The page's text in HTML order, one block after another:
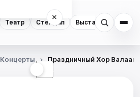
Театр Стендап Выставки
×
☾
Концерты Праздничный Хор